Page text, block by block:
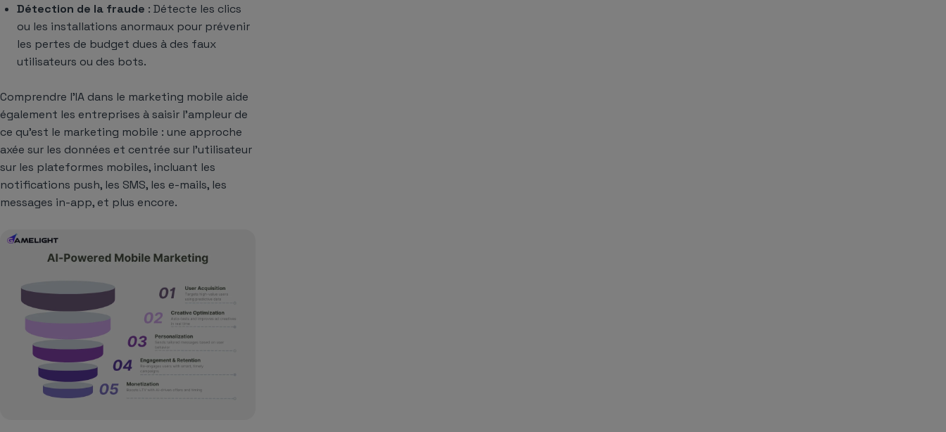
Détection de la fraude : Détecte les clics
ou les installations anormaux pour prévenir
les pertes de budget dues à des faux
utilisateurs ou des bots.
Comprendre l’IA dans le marketing mobile aide
également les entreprises à saisir l’ampleur de
ce qu’est le marketing mobile : une approche
axée sur les données et centrée sur l’utilisateur
sur les plateformes mobiles, incluant les
notifications push, les SMS, les e-mails, les
messages in-app, et plus encore.